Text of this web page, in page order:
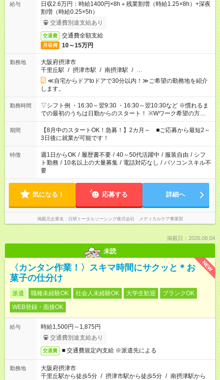
給与
日収2.6万円：時給1400円×8h＋残業割増（時給1.25×8h）+深夜
割増（時給0.25×5h）
交通費別途支給あり
交通費 交通費全額支給
月収例 10～15万円
勤務地
大阪府摂津市
千里丘駅 / 摂津市駅 / 南摂津駅 / …
≪自宅からドアtoドアで30分以内！≫ご希望の勤務地を紹介
します。
勤務時間
▽シフト例 ・16:30～翌9:30 ・16:30～翌10:30など ※慣れるま
での最初のうちは日勤からのスタート！ ※Wワーク希望の方へ
今ご覧のお仕事で希望する勤務時間と、もう1つのお仕事の勤務
時間。 合計で週40時間を超える場合は応募できません。
期間
【8月中のスタートOK！急募！】2カ月～ ■ご応募から最短2～
3日後に就業が可能です！
特徴 週1日からOK / 履歴書不要 / 40～50代活躍中 / 服装自由 / シフ
ト勤務 / 10名以上の大量募集 / 電話対応なし / パソコンスキル不
要
気になる！ 応募する 詳細へ
掲載元企業名 日研トータルソーシング株式会社 メディカルケア事業部
掲載日：2026.08.04
未読
NEW
〈カンタン作業！〉スキマ時間にサクッと＊お
菓子の仕分け
派遣 職種未経験OK 社会人未経験OK 大学生歓迎
ブランクOK
WEB登録・面接OK
給与
時給1,500円～1,875円
交通費別途支給あり
交通費 ■ 交通費規定内支給 ※派遣先による
勤務地
大阪府摂津市
千里丘駅から徒歩5分 / 摂津市駅から徒歩5分 / 南摂津駅から